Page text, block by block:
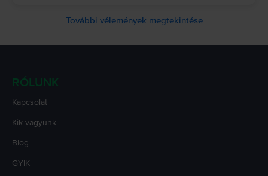
További vélemények megtekintése
RÓLUNK
Kapcsolat
Kik vagyunk
Blog
GYIK